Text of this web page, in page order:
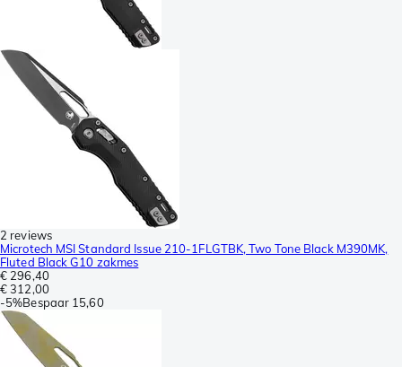
2 reviews
Microtech MSI Standard Issue 210-1FLGTBK, Two Tone Black M390MK,
Fluted Black G10 zakmes
€ 296,40
€ 312,00
-5%Bespaar 15,60